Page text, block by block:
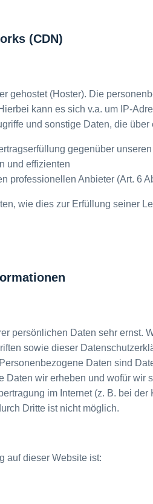
(CDN)
gehostet (Hoster). Die
kann es sich v.a. um IP-
und sonstige Daten, die
gegenüber
und effizienten
professionellen Anbieter (Art. 6
wie dies zur Erfüllung seiner
persönlichen Daten sehr ernst.
sowie dieser
Daten sind
wir erheben und wofür
im Internet (z. B. bei
Dritte ist nicht möglich.
auf dieser Website ist: